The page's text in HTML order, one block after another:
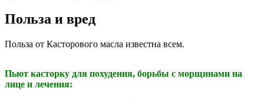
Польза и вред
Польза от Касторового масла известна всем.
Пьют касторку для похудения, борьбы с морщинами на
лице и лечения: